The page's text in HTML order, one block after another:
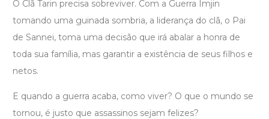
O Clã Tarin precisa sobreviver. Com a Guerra Imjin
tomando uma guinada sombria, a liderança do clã, o Pai
de Sannei, toma uma decisão que irá abalar a honra de
toda sua família, mas garantir a existência de seus filhos e
netos.
E quando a guerra acaba, como viver? O que o mundo se
tornou, é justo que assassinos sejam felizes?